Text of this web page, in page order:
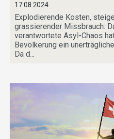
17.08.2024
Explodierende Kosten,
grassierender Missbrauch:
verantwortete Asyl-Chaos
Bevölkerung ein
Da d...